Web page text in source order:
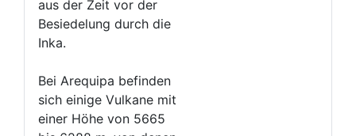
aus der Zeit vor der
Besiedelung durch die
Inka.
Bei Arequipa befinden
sich einige Vulkane mit
einer Höhe von 5665